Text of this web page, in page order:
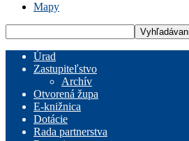
Mapy
Úrad
Zastupiteľstvo
Archív
Otvorená župa
E-knižnica
Dotácie
Rada partnerstva